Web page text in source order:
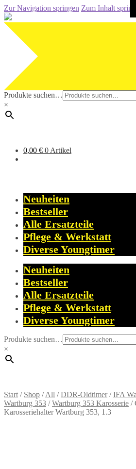
Zur Navigation springen Zum Inhalt
Produkte suchen…
×
0,00 € 0 Artikel
Neuheiten
Bestseller
Alle Ersatzteile
Pflege & Werkstatt
Diverse Youngtimer
Neuheiten
Bestseller
Alle Ersatzteile
Pflege & Werkstatt
Diverse Youngtimer
Produkte suchen…
×
Start / Shop /All /DDR-Oldtimer/IFA
Wartburg 353 /Wartburg 353 Karosserie /
Karosseriehalter Wartburg 353, 1.3